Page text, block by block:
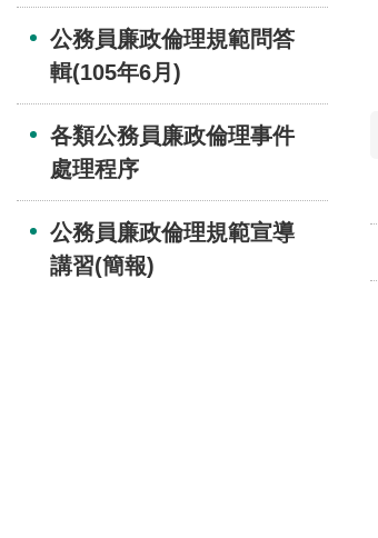
公務員廉政倫理規範問答
輯(105年6月)
各類公務員廉政倫理事件
處理程序
公務員廉政倫理規範宣導
講習(簡報)